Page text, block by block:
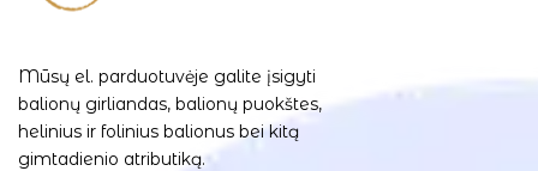
Mūsų el. parduotuvėje galite įsigyti
balionų girliandas, balionų puokštes,
helinius ir folinius balionus bei kitą
gimtadienio atributiką.